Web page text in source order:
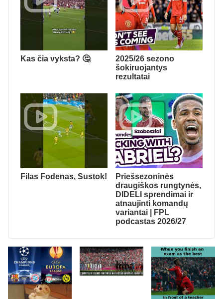
Kas čia vyksta? 🤔
2025/26 sezono
šokiruojantys
rezultatai
Filas Fodenas, Sustok!
Priešsezoninės
draugiškos rungtynės,
DIDELI sprendimai ir
atnaujinti komandų
variantai | FPL
podcastas 2026/27